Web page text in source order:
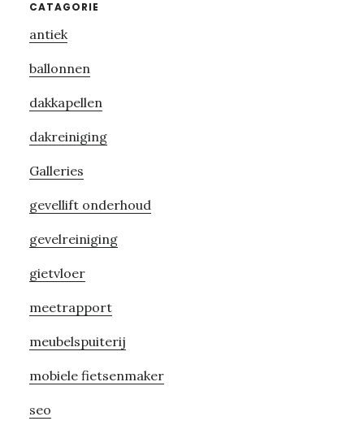
Primary
Sidebar
CATAGORIE
antiek
ballonnen
dakkapellen
dakreiniging
Galleries
gevellift onderhoud
gevelreiniging
gietvloer
meetrapport
meubelspuiterij
mobiele fietsenmaker
seo